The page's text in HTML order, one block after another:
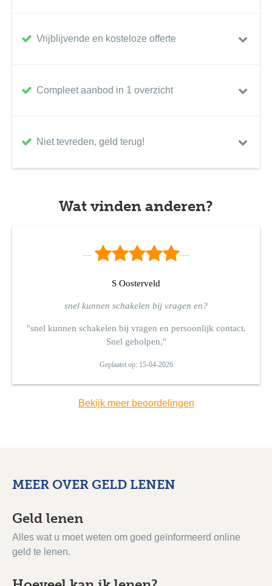
Vrijblijvende en kosteloze offerte
Compleet aanbod in 1 overzicht
Niet tevreden, geld terug!
Wat vinden anderen?
S Oosterveld
snel kunnen schakelen bij vragen en?
"snel kunnen schakelen bij vragen en persoonlijk contact.
Snel geholpen,"
Geplaatst op: 15-04-2026
Bekijk meer beoordelingen
MEER OVER GELD LENEN
Geld lenen
Alles wat u moet weten om goed geïnformeerd online
geld te lenen.